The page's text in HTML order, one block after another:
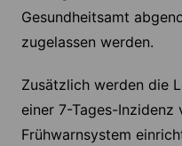
Gesundheitsamt
zugelassen werden.
Zusätzlich werden die
einer 7-Tages-
Frühwarnsystem